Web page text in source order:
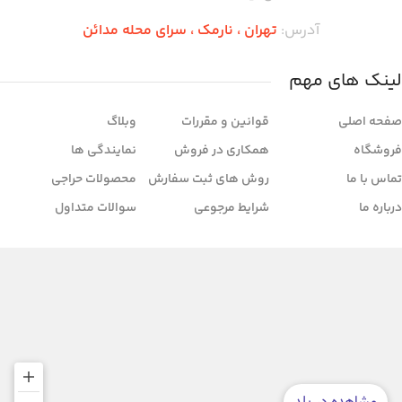
ایده‌آل برای دکور ماندگار یا استفاده در
فضای باز و بسته تبدیل می‌کند.
آدرس: تهران ،‌ نارمک ، سرای محله مدائن
لینک های مهم
صفحه اصلی
فروشگاه
تماس با ما
درباره ما
قوانین و مقررات
همکاری در فروش
روش های ثبت سفارش
شرایط مرجوعی
وبلاگ
نمایندگی ها
محصولات حراجی
سوالات متداول